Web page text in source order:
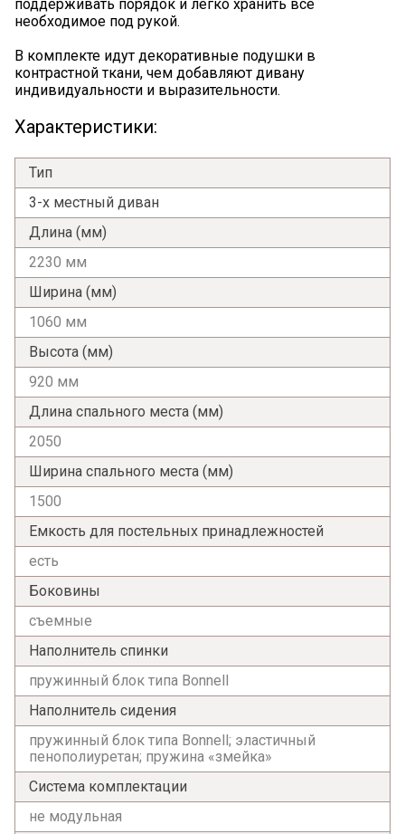
обработки персональных данных и
поддерживать порядок и легко хранить все
необходимое под рукой.
В комплекте идут декоративные подушки в
контрастной ткани, чем добавляют дивану
индивидуальности и выразительности.
Характеристики:
Тип
3-х местный диван
Длина (мм)
2230 мм
Ширина (мм)
1060 мм
Высота (мм)
920 мм
Длина спального места (мм)
2050
Ширина спального места (мм)
1500
Емкость для постельных принадлежностей
есть
Боковины
съемные
Наполнитель спинки
пружинный блок типа Bonnell
Наполнитель сидения
пружинный блок типа Bonnell; эластичный
пенополиуретан; пружина «змейка»
Система комплектации
не модульная